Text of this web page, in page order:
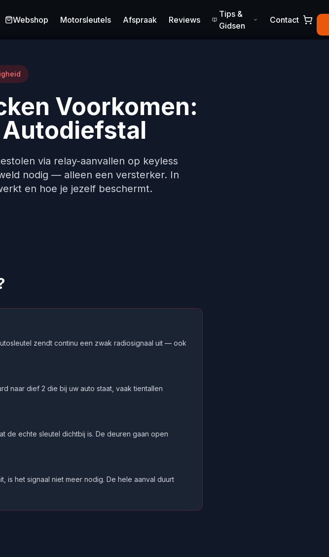
Webshop Motorsleutels Afspraak Reviews
Tips &
Gidsen
Contact
Voorkomen:
Autodiefstal
via relay-aanvallen op keyless
nodig — alleen een versterker. In
en hoe je jezelf beschermt.
zendt continu een zwak radiosignaal uit — ook
naar dief 2 die bij uw auto staat, vaak tientallen
de echte sleutel dichtbij is. De deuren gaan open
is het signaal niet meer nodig. De hele aanval duurt